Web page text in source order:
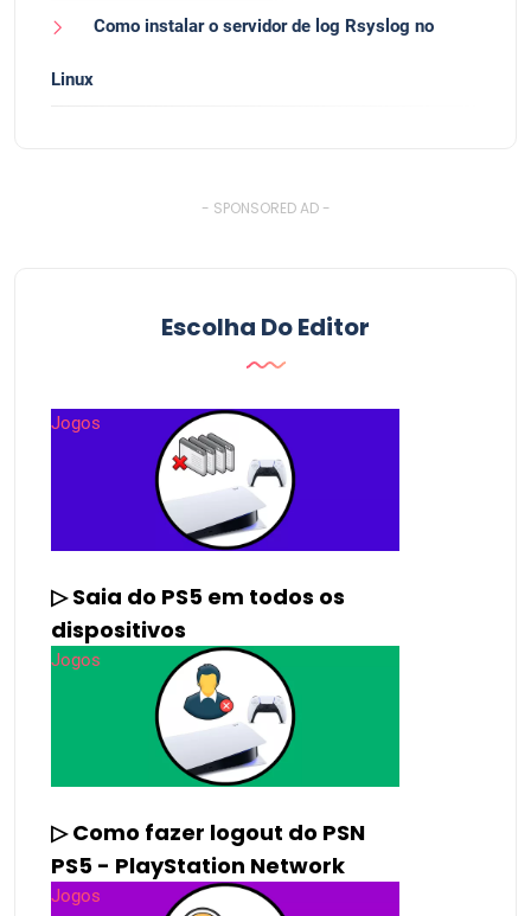
Como instalar o servidor de log Rsyslog no
Linux
- SPONSORED AD -
Escolha Do Editor
Jogos
▷ Saia do PS5 em todos os
dispositivos
Jogos
▷ Como fazer logout do PSN
PS5 - PlayStation Network
Jogos